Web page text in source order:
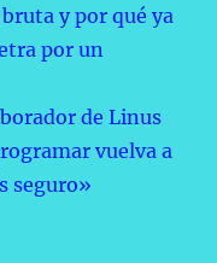
y por qué ya
por un
de Linus
vuelva a
seguro»